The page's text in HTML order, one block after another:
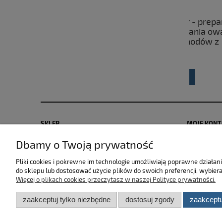
SKLEP
Zwroty i reklamacje
Regulamin sklepu
MOJE
Dbamy o Twoją prywatność
Pliki cookies i pokrewne im technologie umożliwiają poprawne
do sklepu lub dostosować użycie plików do swoich preferencji,
Więcej o plikach cookies przeczytasz w naszej Polityce prywatności.
zaakceptuj tylko niezbędne dostosuj zgody